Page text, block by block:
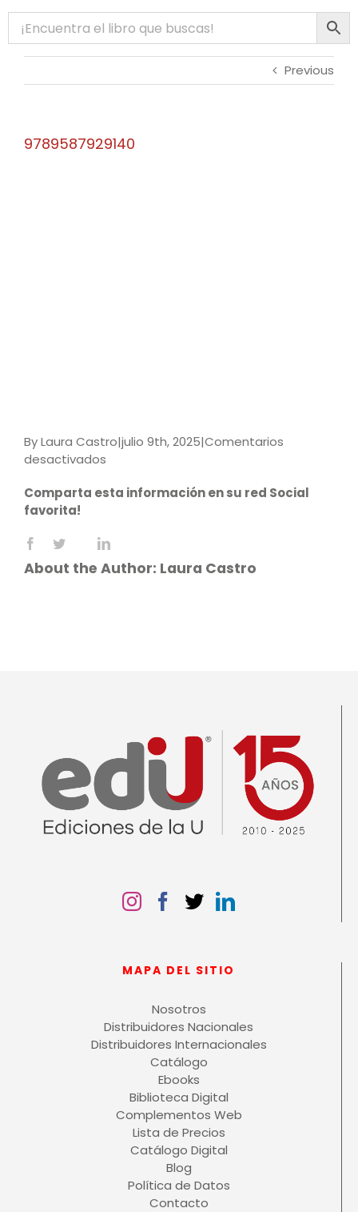
Previous
9789587929140
ByLaura Castro|julio 9th, 2025|Comentarios
desactivados
Comparta esta información en su red Social
favorita!
Facebook
X RedditLinkedIn
About the Author: Laura Castro
MAPA DEL SITIO
Nosotros
Distribuidores Nacionales
Distribuidores Internacionales
Catálogo
Ebooks
Biblioteca Digital
Complementos Web
Lista de Precios
Catálogo Digital
Blog
Política de Datos
Contacto